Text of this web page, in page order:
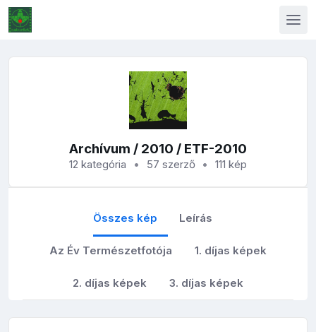
Archívum / 2010 / ETF-2010
12 kategória 57 szerző 111 kép
Összes kép Leírás
Az Év Természetfotója 1. díjas képek
2. díjas képek 3. díjas képek